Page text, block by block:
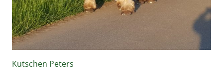
Kutschen Peters